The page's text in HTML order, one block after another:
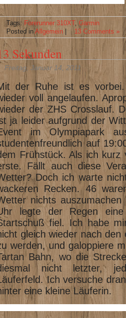
Tags:Forerunner 310XT,Garmin
Posted inAllgemein | 13 Comments »
Sekunden
Freitag, Januar 14, 2011
der Ruhe ist es
voll angelaufen.
der ZHS Crosslauf.
ja leider aufgrund der
im Olympiapark
auf
Frühstück. Als ich
Fällt auch diese
Doch ich warte
Recken. 46
nichts
legte der Regen
fiel. Ich habe
gleich wieder nach
werden, und galoppiere
Bahn, wo die
nicht letzter,
Ich versuche
eine kleine Läuferin.